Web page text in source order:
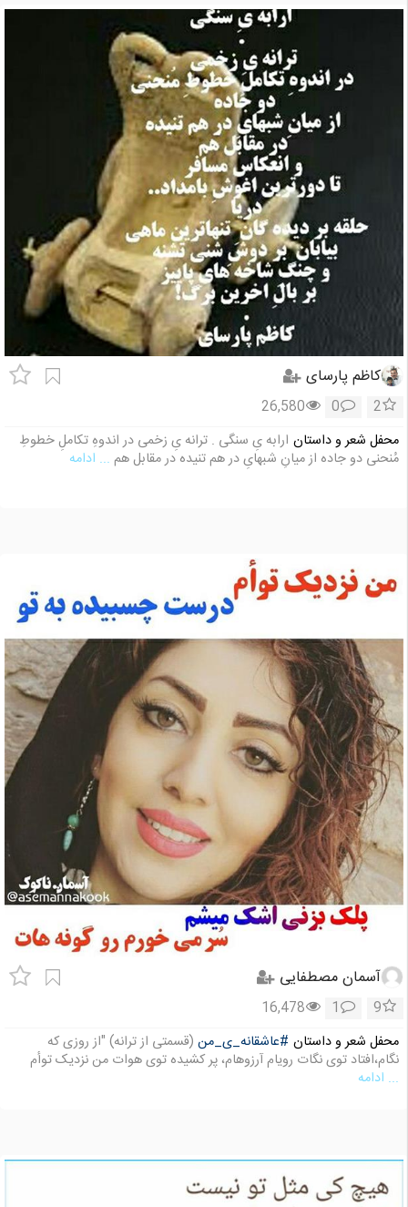
کاظم پارسای
2
0
26,580
محفل شعر و داستان ارابه یِ سنگی . ترانه یِ زخمی در اندوهِ تکاملِ خطوطِ
مُنحنی دو جاده از میانِ شبهایِ در هم تنیده در مقابل هم ... ادامه
آسمان مصطفایی
9
1
16,478
محفل شعر و داستان #عاشقانه_ی_من (قسمتی از ترانه) "از روزی که
نگام،افتاد توی نگات رویام آرزوهام، پر کشیده توی هوات من نزدیک توأم
... ادامه